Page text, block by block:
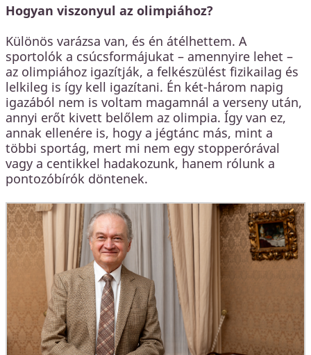
Hogyan viszonyul az olimpiához?
Különös varázsa van, és én átélhettem. A
sportolók a csúcsformájukat – amennyire lehet –
az olimpiához igazítják, a felkészülést fizikailag és
lelkileg is így kell igazítani. Én két-három napig
igazából nem is voltam magamnál a verseny után,
annyi erőt kivett belőlem az olimpia. Így van ez,
annak ellenére is, hogy a jégtánc más, mint a
többi sportág, mert mi nem egy stopperórával
vagy a centikkel hadakozunk, hanem rólunk a
pontozóbírók döntenek.